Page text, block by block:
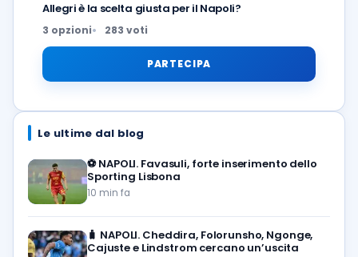
Allegri è la scelta giusta per il Napoli?
3 opzioni 283 voti
PARTECIPA
Le ultime dal blog
⚽️ NAPOLI. Favasuli, forte inserimento dello
Sporting Lisbona
10 min fa
🧳 NAPOLI. Cheddira, Folorunsho, Ngonge,
Cajuste e Lindstrom cercano un’uscita